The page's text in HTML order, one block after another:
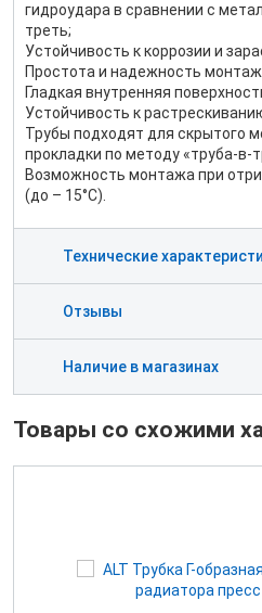
гидроудара в сравнении с
треть;
Устойчивость к коррозии и
Простота и надежность
Гладкая внутренняя
Устойчивость к
Трубы подходят для скрытого
прокладки по методу «труба-в-
Возможность монтажа при
(до – 15°С).
Технические
Отзывы
Наличие в магазинах
Товары со схожими